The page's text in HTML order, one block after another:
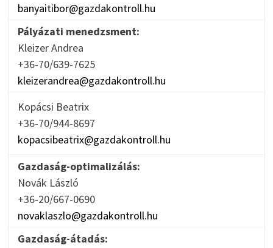
banyaitibor@gazdakontroll.hu
Pályázati menedzsment:
Kleizer Andrea
+36-70/639-7625
kleizerandrea@gazdakontroll.hu
Kopácsi Beatrix
+36-70/944-8697
kopacsibeatrix@gazdakontroll.hu
Gazdaság-optimalizálás:
Novák László
+36-20/667-0690
novaklaszlo@gazdakontroll.hu
Gazdaság-átadás: